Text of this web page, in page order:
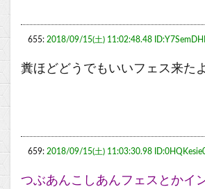
655: 2018/09/15(土) 11:02:48.48
糞ほどどうでもいいフェス来た
659: 2018/09/15(土) 11:03:30.98
つぶあんこしあんフェスとかイ